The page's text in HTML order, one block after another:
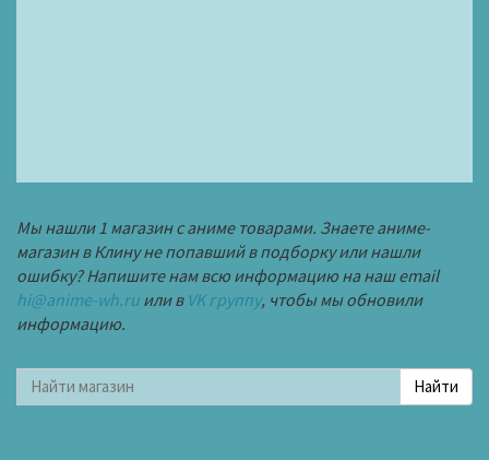
Мы нашли 1 магазин с аниме товарами. Знаете аниме-
магазин в Клину не попавший в подборку или нашли
ошибку? Напишите нам всю информацию на наш email
hi@anime-wh.ru или в VK группу, чтобы мы обновили
информацию.